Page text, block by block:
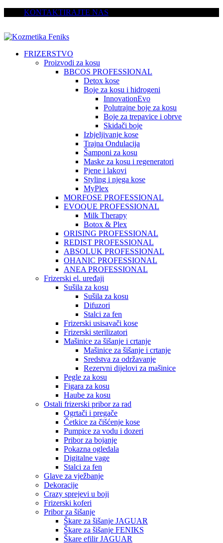
KONTAKTIRAJTE NAS
FRIZERSTVO
Proizvodi za kosu
BBCOS PROFESSIONAL
Detox kose
Boje za kosu i hidrogeni
InnovationEvo
Polutrajne boje za kosu
Boje za trepavice i obrve
Skidači boje
Izbjeljivanje kose
Trajna Ondulacija
Šamponi za kosu
Maske za kosu i regeneratori
Pjene i lakovi
Styling i njega kose
MyPlex
MORFOSE PROFESSIONAL
EVOQUE PROFESSIONAL
Milk Therapy
Botox & Plex
ORISING PROFESSIONAL
REDIST PROFESSIONAL
ABSOLUK PROFESSIONAL
OHANIC PROFESSIONAL
ANEA PROFESSIONAL
Frizerski el. uređaji
Sušila za kosu
Sušila za kosu
Difuzori
Stalci za fen
Frizerski usisavači kose
Frizerski sterilizatori
Mašinice za šišanje i crtanje
Mašinice za šišanje i crtanje
Sredstva za održavanje
Rezervni dijelovi za mašinice
Pegle za kosu
Figara za kosu
Haube za kosu
Ostali frizerski pribor za rad
Ogrtači i pregače
Četkice za čišćenje kose
Pumpice za vodu i dozeri
Pribor za bojanje
Pokazna ogledala
Digitalne vage
Stalci za fen
Glave za vježbanje
Dekoracije
Crazy sprejevi u boji
Frizerski koferi
Pribor za šišanje
Škare za šišanje JAGUAR
Škare za šišanje FENIKS
Škare efilir JAGUAR